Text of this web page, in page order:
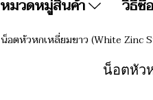
หมวดหมู่สินค้า วิธีซื้
น็อตหัวหกเหลี่ยมขาว (White Zinc
น็อตหัวห